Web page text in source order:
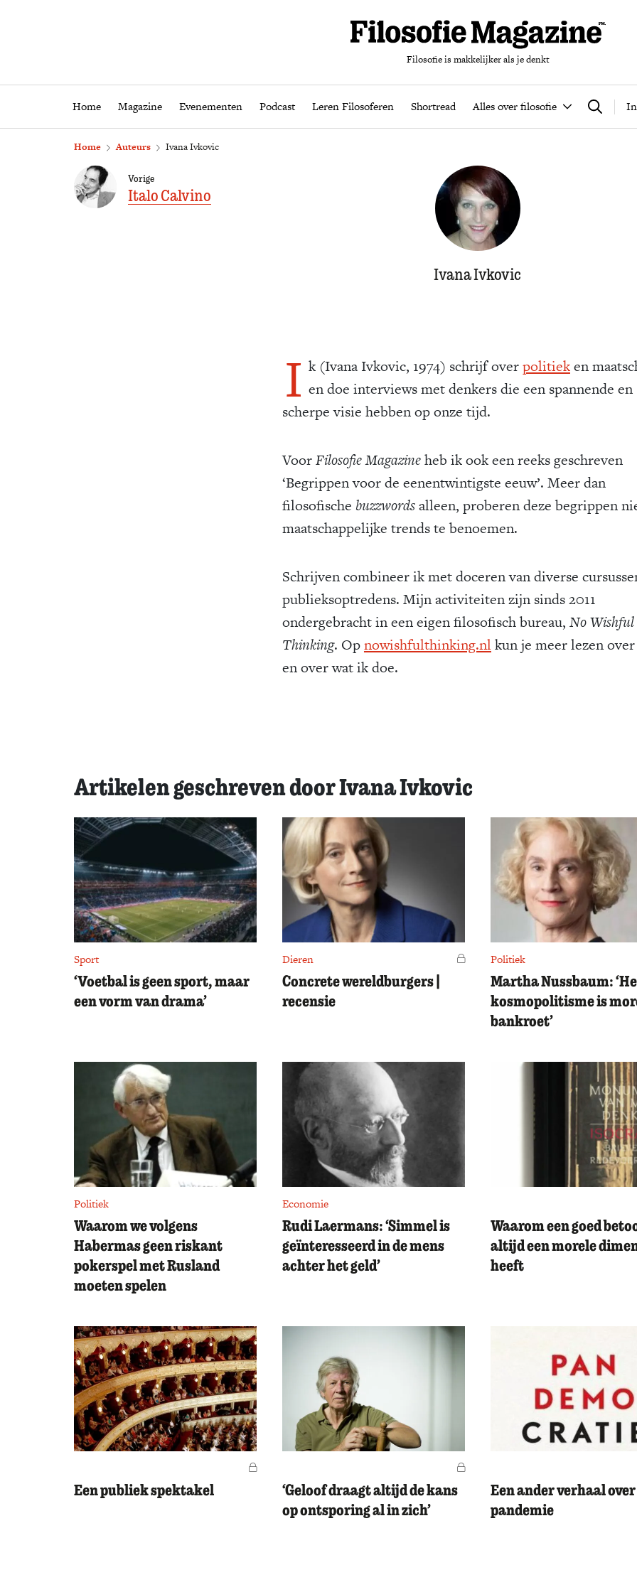
Filosofie is makkelijker als je denkt
Home Magazine Evenementen Podcast Leren Filosoferen Shortread Alles over filosofie Zoeken
Home Magazine Evenementen Podcast Leren Filosoferen Shortread Alles over
Home Auteurs Ivana Ivkovic
Vorige
Italo Calvino
Ivana Ivkovic
I k (Ivana Ivkovic, 1974) schrijf overpolitieken
en doe interviews met denkers die een spannende en
scherpe visie hebben op onze tijd.
VoorFilosofie Magazineheb ik ook een reeks geschreven
‘Begrippen voor de eenentwintigste eeuw’. Meer dan
filosofische buzzwordsalleen, proberen deze begrippen
maatschappelijke trends te benoemen.
Schrijven combineer ik met doceren van diverse
publieksoptredens. Mijn activiteiten zijn sinds 2011
ondergebracht in een eigen filosofisch bureau, No Wishful
Thinking. Opnowishfulthinking.nl kun je meer lezen
en over wat ik doe.
Artikelen geschreven door Ivana Ivkovic
Sport
‘Voetbal is geen sport, maar
een vorm van drama’
Dieren Voor leden
Concrete wereldburgers |
recensie
Politiek
Martha Nussbaum:
kosmopolitisme is
bankroet’
Politiek
Waarom we volgens
Habermas geen riskant
pokerspel met Rusland
moeten spelen
Economie
Rudi Laermans: ‘Simmel is
geïnteresseerd in de mens
achter het geld’
Waarom een goed
altijd een morele
heeft
Voor leden
Een publiek spektakel
Voor leden
‘Geloof draagt altijd de kans
op ontsporing al in zich’
Een ander verhaal
pandemie